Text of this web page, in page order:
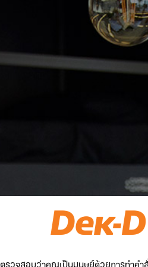
ตรวจสอบว่าคุณเป็นมนุษย์ด้วยการทำคำ